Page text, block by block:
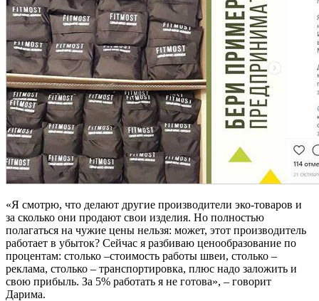
«Я смотрю, что делают другие производители эко-товаров и
за сколько они продают свои изделия. Но полностью
полагаться на чужие цены нельзя: может, этот производитель
работает в убыток? Сейчас я разбиваю ценообразование по
процентам: столько –стоимость работы швеи, столько –
реклама, столько – транспортировка, плюс надо заложить и
свою прибыль. За 5% работать я не готова», – говорит
Дарима.